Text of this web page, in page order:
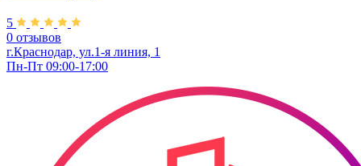
5
0 отзывов
г.Краснодар, ул.1-я линия, 1
Пн-Пт 09:00-17:00